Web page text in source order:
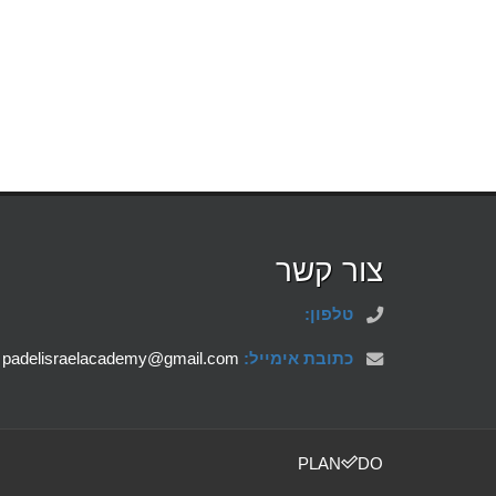
צור קשר
טלפון:
כתובת אימייל: padelisraelacademy@gmail.com
PLAN DO